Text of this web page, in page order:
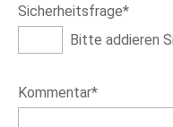
Pflichtfeld
Sicherheitsfrage*
Bitte addieren
Pflichtfeld
Kommentar*